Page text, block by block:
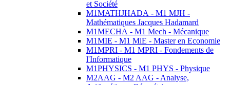
et Société
M1MATHJHADA - M1 MJH -
Mathématiques Jacques Hadamard
M1MECHA - M1 Mech - Mécanique
M1MIE - M1 MiE - Master en Economie
M1MPRI - M1 MPRI - Fondements de
l'Informatique
M1PHYSICS - M1 PHYS - Physique
M2AAG - M2 AAG - Analyse,